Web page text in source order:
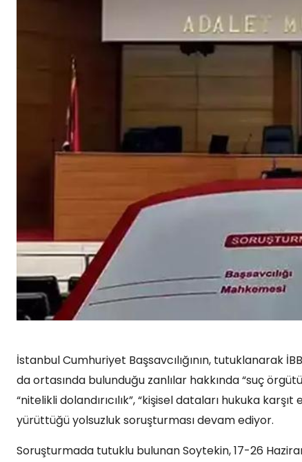
İstanbul Cumhuriyet Başsavcılığının, tutuklanarak
da ortasında bulunduğu zanlılar hakkında “suç
“nitelikli dolandırıcılık”, “kişisel dataları hukuka
yürüttüğü yolsuzluk soruşturması devam ediyor.
Soruşturmada tutuklu bulunan Soytekin, 17-26